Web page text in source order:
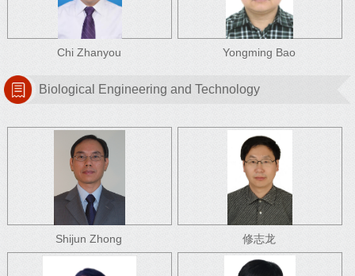
Chi Zhanyou Yongming Bao
Biological Engineering and Technology
Shijun Zhong 修志龙